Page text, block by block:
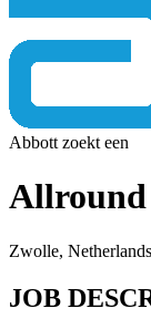
Abbott zoekt een
Allround
Zwolle, Netherlands
JOB